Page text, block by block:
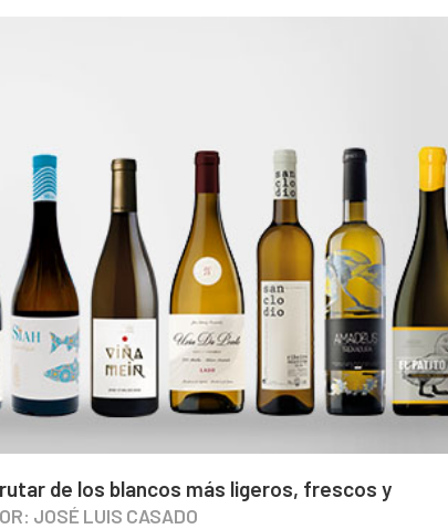
de los blancos más ligeros, frescos y
JOSÉ LUIS CASADO